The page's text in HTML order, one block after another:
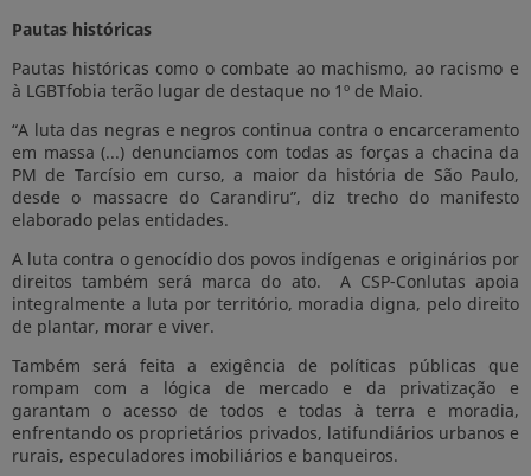
Pautas históricas
Pautas históricas como o combate ao machismo, ao racismo e
à LGBTfobia terão lugar de destaque no 1º de Maio.
“A luta das negras e negros continua contra o encarceramento
em massa (...) denunciamos com todas as forças a chacina da
PM de Tarcísio em curso, a maior da história de São Paulo,
desde o massacre do Carandiru”, diz trecho do manifesto
elaborado pelas entidades.
A luta contra o genocídio dos povos indígenas e originários por
direitos também será marca do ato. A CSP-Conlutas apoia
integralmente a luta por território, moradia digna, pelo direito
de plantar, morar e viver.
Também será feita a exigência de políticas públicas que
rompam com a lógica de mercado e da privatização e
garantam o acesso de todos e todas à terra e moradia,
enfrentando os proprietários privados, latifundiários urbanos e
rurais, especuladores imobiliários e banqueiros.